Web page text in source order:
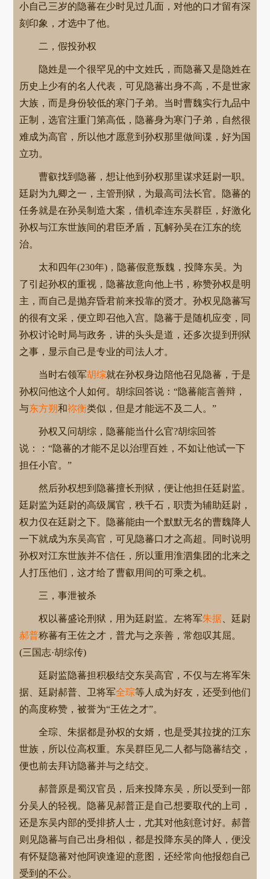
小自己三岁的隐蕃在少时见过几面，对他的口才留有深
刻印象，才选中了他。
二，假投孙权
隐姓是一个很罕见的中文姓氏，而隐蕃又是隐姓在
历史上少有的名人代表，可见隐蕃出身不高，不是世家
大族，而是身份较低的寒门子弟。当时曹魏实行九品中
正制，选官注重门第高低，隐蕃身为寒门子弟，自然很
难成为高官，所以他才愿意到孙权那里做间谍，好为国
立功。
曹叡找到隐蕃，想让他到孙权那里谋求廷尉一职。
廷尉为九卿之一，主管刑狱，为最高司法长官。隐蕃的
任务就是在孙吴制造大案，借机牵连东吴群臣，好激化
孙权与江东世族间的君臣矛盾，瓦解孙吴在江东的统
治。
太和四年(230年)，隐蕃假意叛魏，投降东吴。为
了引起孙权的重视，隐蕃故意向他上书，称赞孙权是明
主，而自己是抛弃昏君前来投靠的贤才。孙权见隐蕃写
的很有文采，便立即召他入宫。隐蕃于是随机应变，同
孙权讨论时局与政务，讲的头头是道，还多次提到刑狱
之事，显示自己是专业的司法人才。
当时右领军胡综就在孙权身边陪他召见隐蕃，于是
孙权问他这个人如何。胡综回答说：“隐蕃能言善辩，
与东方朔和祢衡类似，但是才能远不及二人。”
孙权又问胡综，隐蕃能当什么官?胡综回答
说：：“隐蕃的才能不足以治理百姓，不如让他试一下
担任小官。”
然后孙权想到隐蕃擅长刑狱，便让他担任廷尉监。
廷尉监为廷尉的高级属官，秩千石，职责为辅助廷尉，
权力仅在廷尉之下。隐蕃能由一个默默无名的曹魏降人
一下就成为东吴高官，可见隐蕃口才之高超。同时说明
孙权对江东世族并不信任，所以重用淮泗集团的北来之
人打压他们，这才给了曹叡用间的可乘之机。
三，事泄被杀
权以蕃盛论刑狱，用为廷尉监。左将军朱据、廷尉
郝普称蕃有王佐之才，普尤与之亲善，常怨叹其屈。
(三国志·胡综传)
廷尉监隐蕃担积极结交东吴高官，不仅与左将军朱
据、廷尉郝普、卫将军全琮等人成为好友，还受到他们
的高度称赞，被誉为“王佐之才”。
全琮、朱据都是孙权的女婿，也是受其拉拢的江东
世族，所以位高权重。东吴群臣见二人都与隐蕃结交，
便也前去拜访隐蕃并与之结交。
郝普原是蜀汉官员，后来投降东吴，所以受到一部
分吴人的轻视。隐蕃见郝普正是自己想要取代的上司，
还是东吴内部的受排挤人士，尤其对他刻意讨好。郝普
则见隐蕃与自己出身相似，都是投降东吴的降人，便没
有怀疑隐蕃对他阿谀逢迎的意图，还经常向他报怨自己
受到的不公。